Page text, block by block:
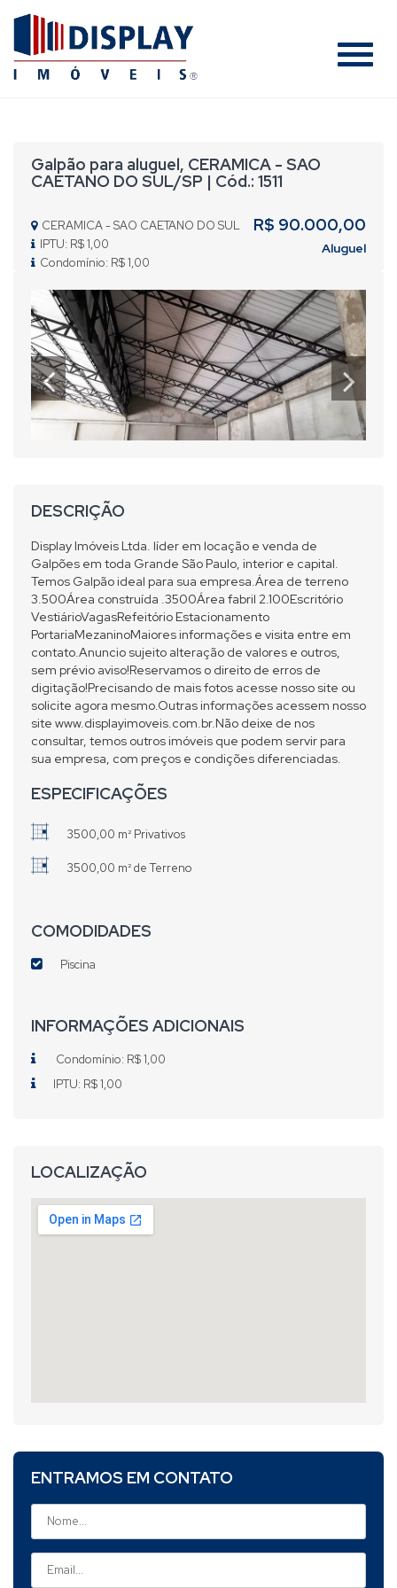
#
Galpão para aluguel, CERAMICA - SAO
CAETANO DO SUL/SP | Cód.: 1511
CERAMICA - SAO CAETANO DO SUL
IPTU: R$ 1,00
Condomínio: R$ 1,00
R$ 90.000,00
Aluguel
Previous
DESCRIÇÃO
Display Imóveis Ltda. líder em locação e venda de
Galpões em toda Grande São Paulo, interior e capital.
Temos Galpão ideal para sua empresa.Área de terreno
3.500Área construída .3500Área fabril 2.100Escritório
VestiárioVagasRefeitório Estacionamento
PortariaMezaninoMaiores informações e visita entre em
contato.Anuncio sujeito alteração de valores e outros,
sem prévio aviso!Reservamos o direito de erros de
digitação!Precisando de mais fotos acesse nosso site ou
solicite agora mesmo.Outras informações acessem nosso
site www.displayimoveis.com.br.Não deixe de nos
consultar, temos outros imóveis que podem servir para
sua empresa, com preços e condições diferenciadas.
ESPECIFICAÇÕES
3500,00 m² Privativos
3500,00 m² de Terreno
COMODIDADES
Piscina
INFORMAÇÕES ADICIONAIS
Condomínio: R$ 1,00
IPTU: R$ 1,00
LOCALIZAÇÃO
ENTRAMOS EM CONTATO